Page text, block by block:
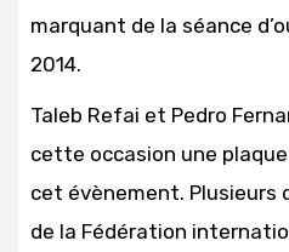
marquant de la séance
2014.
Taleb Refai et Pedro
cette occasion une
cet évènement. Plusieurs
de la Fédération